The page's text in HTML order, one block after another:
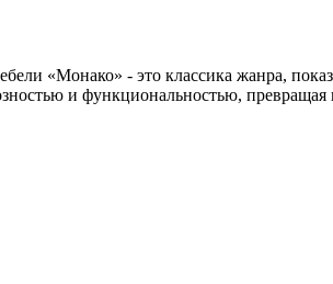
«Монако» - это классика жанра,
и функциональностью,